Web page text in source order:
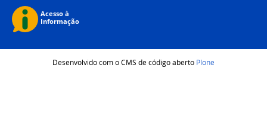
Desenvolvido com o CMS de código aberto Plone